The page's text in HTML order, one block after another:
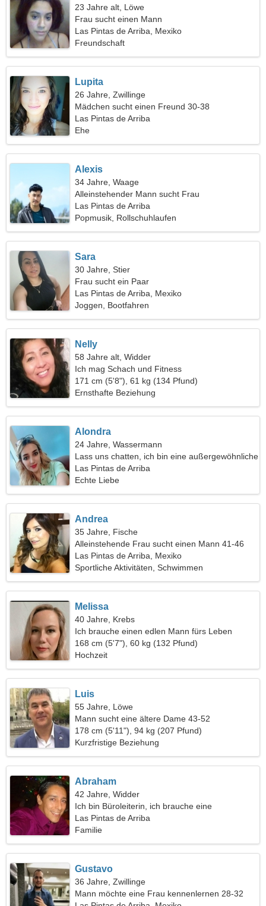
23 Jahre alt, Löwe
Frau sucht einen Mann
Las Pintas de Arriba, Mexiko
Freundschaft
Lupita
26 Jahre, Zwillinge
Mädchen sucht einen Freund 30-38
Las Pintas de Arriba
Ehe
Alexis
34 Jahre, Waage
Alleinstehender Mann sucht Frau
Las Pintas de Arriba
Popmusik, Rollschuhlaufen
Sara
30 Jahre, Stier
Frau sucht ein Paar
Las Pintas de Arriba, Mexiko
Joggen, Bootfahren
Nelly
58 Jahre alt, Widder
Ich mag Schach und Fitness
171 cm (5'8"), 61 kg (134 Pfund)
Ernsthafte Beziehung
Alondra
24 Jahre, Wassermann
Lass uns chatten, ich bin eine außergewöhnliche
Frau
Las Pintas de Arriba
Echte Liebe
Andrea
35 Jahre, Fische
Alleinstehende Frau sucht einen Mann 41-46
Las Pintas de Arriba, Mexiko
Sportliche Aktivitäten, Schwimmen
Melissa
40 Jahre, Krebs
Ich brauche einen edlen Mann fürs Leben
168 cm (5'7"), 60 kg (132 Pfund)
Hochzeit
Luis
55 Jahre, Löwe
Mann sucht eine ältere Dame 43-52
178 cm (5'11"), 94 kg (207 Pfund)
Kurzfristige Beziehung
Abraham
42 Jahre, Widder
Ich bin Büroleiterin, ich brauche eine
bescheidene Frau
Las Pintas de Arriba
Familie
Gustavo
36 Jahre, Zwillinge
Mann möchte eine Frau kennenlernen 28-32